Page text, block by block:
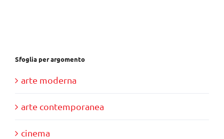
Sfoglia per argomento
arte moderna
arte contemporanea
cinema